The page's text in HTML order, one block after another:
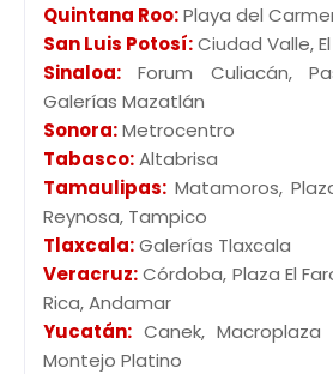
Quintana Roo:Playa del
San Luis Potosí:Ciudad Valle,
Sinaloa: Forum Culiacán,
Galerías Mazatlán
Sonora:Metrocentro
Tabasco:Altabrisa
Tamaulipas: Matamoros,
Reynosa, Tampico
Tlaxcala:Galerías Tlaxcala
Veracruz:Córdoba, Plaza El
Rica, Andamar
Yucatán: Canek, Macroplaza
Montejo Platino